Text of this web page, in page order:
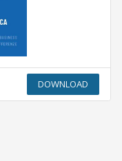
DOWNLOAD